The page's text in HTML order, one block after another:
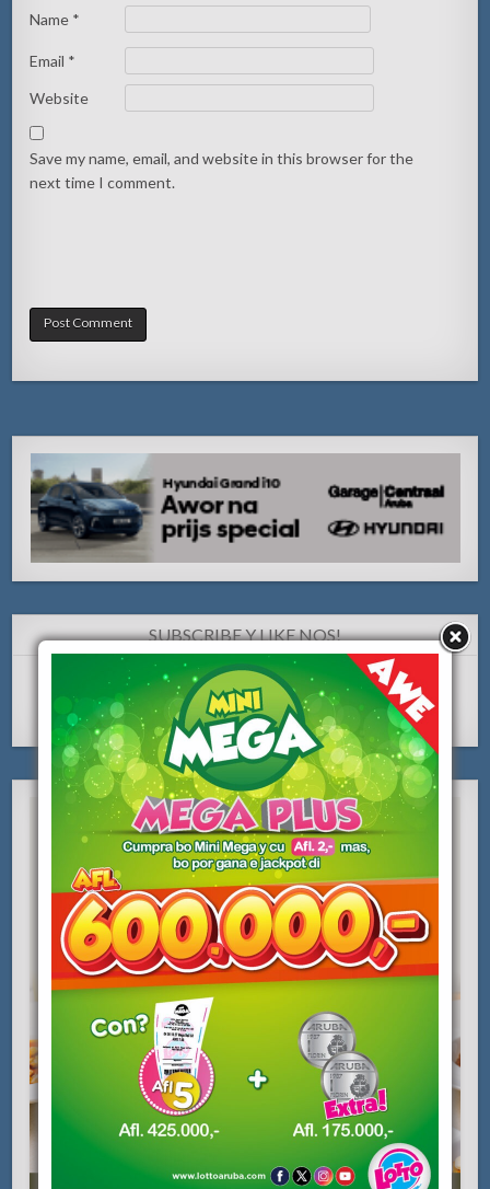
Name *
Email *
Website
Save my name, email, and website in this browser for the
next time I comment.
SUBSCRIBE Y LIKE NOS!